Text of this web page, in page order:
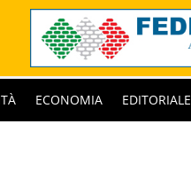
ECONOMIA EDITORIALE